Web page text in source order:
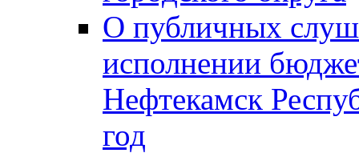
О публичных
исполнении
Нефтекамск
год